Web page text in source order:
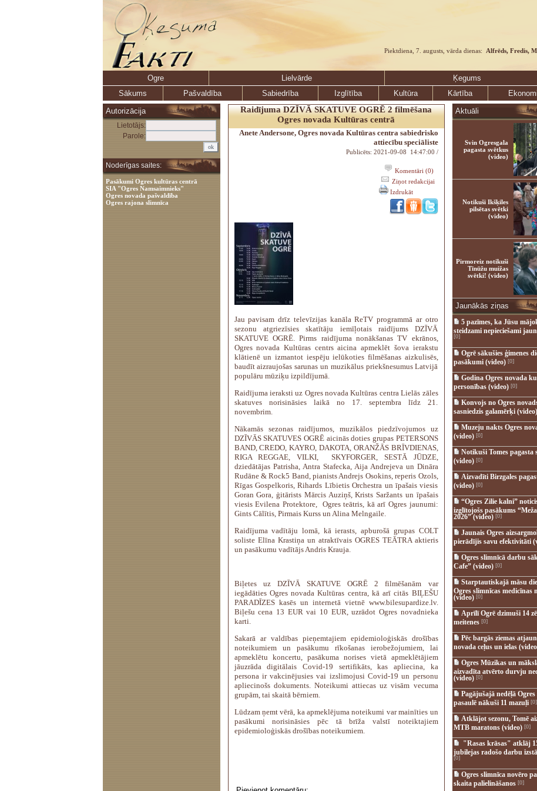
Piektdiena, 7. augusts, vārda dienas: Alfrēds, Fredis,
Ogre Lielvārde Ķegums
Sākums
Pašvaldība Sabiedrība Izglītība Kultūra Kārtība
Autorizācija
Lietotājs:
Parole:
Noderīgas saites:
Pasākumi Ogres kultūras centrā
SIA "Ogres Namsaimnieks"
Ogres novada pašvaldība
Ogres rajona slimnīca
Raidījuma DZĪVĀ SKATUVE OGRĒ 2 filmēšana
Ogres novada Kultūras centrā
Anete Andersone, Ogres novada Kultūras centra sabiedrisko
attiecību speciāliste
Publicēts: 2021-09-08 14:47:00 /
Komentāri (0)
Ziņot redakcijai
Izdrukāt
Jau pavisam drīz televīzijas kanāla ReTV programmā ar otro
sezonu atgriezīsies skatītāju iemīļotais raidījums DZĪVĀ
SKATUVE OGRĒ. Pirms raidījuma nonākšanas TV ekrānos,
Ogres novada Kultūras centrs aicina apmeklēt šova ierakstu
klātienē un izmantot iespēju ielūkoties filmēšanas aizkulisēs,
baudīt aizraujošas sarunas un muzikālus priekšnesumus Latvijā
populāru mūziķu izpildījumā.
Raidījuma ieraksti uz Ogres novada Kultūras centra Lielās zāles
skatuves norisināsies laikā no 17. septembra līdz 21.
novembrim.
Nākamās sezonas raidījumos, muzikālos piedzīvojumos uz
DZĪVĀS SKATUVES OGRĒ aicinās doties grupas PETERSONS
BAND, CREDO, KAYRO, DAKOTA, ORANŽĀS BRĪVDIENAS,
RIGA REGGAE, VILKI, SKYFORGER, SESTĀ JŪDZE,
dziedātājas Patrisha, Antra Stafecka, Aija Andrejeva un Dināra
Rudāne & Rock5 Band, pianists Andrejs Osokins, reperis Ozols,
Rīgas Gospelkoris, Rihards Lībietis Orchestra un īpašais viesis
Goran Gora, ģitārists Mārcis Auziņš, Krists Saržants un īpašais
viesis Evilena Protektore, Ogres teātris, kā arī Ogres jaunumi:
Gints Cālītis, Pirmais Kurss un Alina Melngaile.
Raidījuma vadītāju lomā, kā ierasts, apburošā grupas COLT
soliste Elīna Krastiņa un atraktīvais OGRES TEĀTRA aktieris
un pasākumu vadītājs Andris Krauja.
Biļetes uz DZĪVĀ SKATUVE OGRĒ 2 filmēšanām var
iegādāties Ogres novada Kultūras centra, kā arī citās BIĻEŠU
PARADĪZES kasēs un internetā vietnē www.bilesupardize.lv.
Biļešu cena 13 EUR vai 10 EUR, uzrādot Ogres novadnieka
karti.
Sakarā ar valdības pieņemtajiem epidemioloģiskās drošības
noteikumiem un pasākumu rīkošanas ierobežojumiem, lai
apmeklētu koncertu, pasākuma norises vietā apmeklētājiem
jāuzrāda digitālais Covid-19 sertifikāts, kas apliecina, ka
persona ir vakcinējusies vai izslimojusi Covid-19 un personu
apliecinošs dokuments. Noteikumi attiecas uz visām vecuma
grupām, tai skaitā bērniem.
Lūdzam ņemt vērā, ka apmeklējuma noteikumi var mainīties un
pasākumi norisināsies pēc tā brīža valstī noteiktajiem
epidemioloģiskās drošības noteikumiem.
Aktuāli
Svin Ogresgala
pagasta svētkus
(video)
Notikuši Ikšķiles
pilsētas svētki
(video)
Pirmoreiz notikuši
Tīnūžu muižas
svētki! (video)
Jaunākās ziņas
5 pazīmes, ka Jūsu
steidzami nepieciešami
[0]
Ogrē sākušies ģimenes
pasākumi (video)[0]
Godina Ogres novada
personības (video)[0]
Konvojs no Ogres
sasniedzis galamērķi (video)
Muzeju nakts Ogres
(video)[0]
Notikuši Tomes pagasta
(video)[0]
Aizvadīti Birzgales
(video)[0]
“Ogres Zilie kalni”
izglītojošs pasākums
2026” (video)[0]
Jaunais Ogres
pierādījis savu efektivitāti
Ogres slimnīcā darbu
Cafe” (video)[0]
Starptautiskajā māsu
Ogres slimnīcas medicīnas
(video)[0]
Aprīlī Ogrē dzimuši 14
meitenes [0]
Pēc bargās ziemas
novada ceļus un ielas
Ogres Mūzikas un
aizvadīta atvērto durvju
(video)[0]
Pagājušajā nedēļā
pasaulē nākuši 11 mazuļi[0]
Atklājot sezonu, Tomē
MTB maratons (video)[0]
"Rasas krāsas" atklāj
jubilejas radošo darbu
[0]
Ogres slimnīca novēro
skaita palielināšanos [0]